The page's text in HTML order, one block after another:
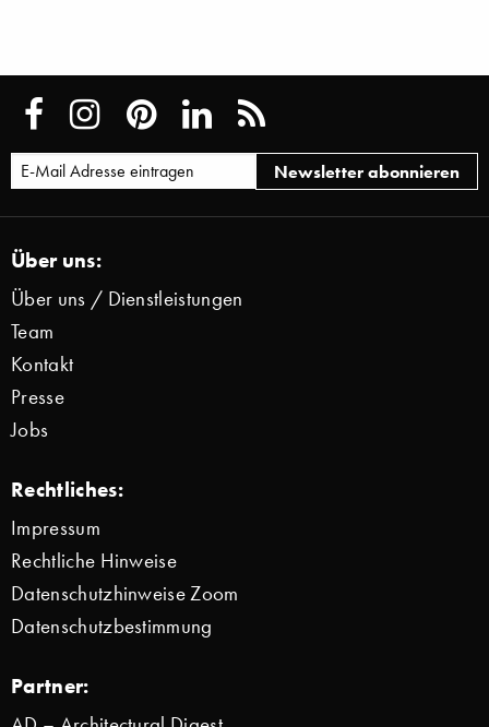
Über uns:
Über uns / Dienstleistungen
Team
Kontakt
Presse
Jobs
Rechtliches:
Impressum
Rechtliche Hinweise
Datenschutzhinweise Zoom
Datenschutzbestimmung
Partner: